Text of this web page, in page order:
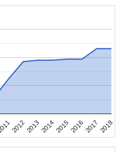
201220132014201520162017 2018